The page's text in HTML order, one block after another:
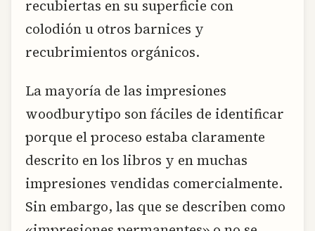
recubiertas en su superficie con
colodión u otros barnices y
recubrimientos orgánicos.
La mayoría de las impresiones
woodburytipo son fáciles de identificar
porque el proceso estaba claramente
descrito en los libros y en muchas
impresiones vendidas comercialmente.
Sin embargo, las que se describen como